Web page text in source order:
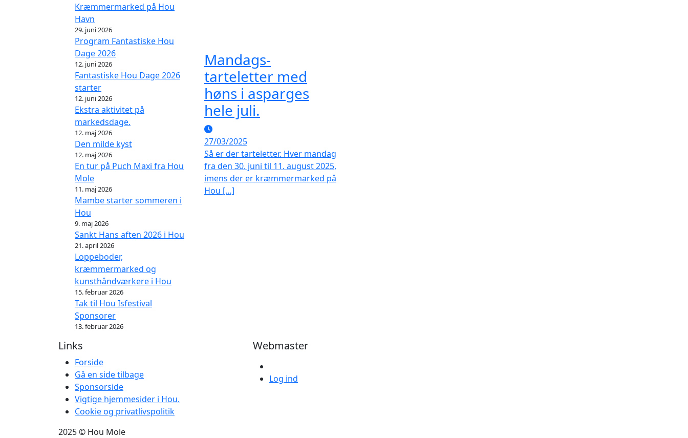
Kræmmermarked på Hou
Havn
29. juni 2026
Program Fantastiske Hou
Dage 2026
12. juni 2026
Fantastiske Hou Dage 2026
starter
12. juni 2026
Ekstra aktivitet på
markedsdage.
12. maj 2026
Den milde kyst
12. maj 2026
En tur på Puch Maxi fra Hou
Mole
11. maj 2026
Mambe starter sommeren i
Hou
9. maj 2026
Sankt Hans aften 2026 i Hou
21. april 2026
Loppeboder,
kræmmermarked og
kunsthåndværkere i Hou
15. februar 2026
Tak til Hou Isfestival
Sponsorer
13. februar 2026
Mandags-
tarteletter med
høns i asparges
hele juli.
27/03/2025
Så er der tarteletter. Hver mandag
fra den 30. juni til 11. august 2025,
imens der er kræmmermarked på
Hou […]
Links
Forside
Gå en side tilbage
Sponsorside
Vigtige hjemmesider i Hou.
Cookie og privatlivspolitik
Webmaster
Log ind
2025 © Hou Mole